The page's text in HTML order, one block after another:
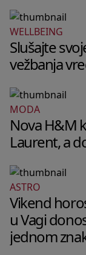
WELLBEING
Slušajte
vežbanja
MODA
Nova H&M
Laurent, a
ASTRO
Vikend
u Vagi
jednom